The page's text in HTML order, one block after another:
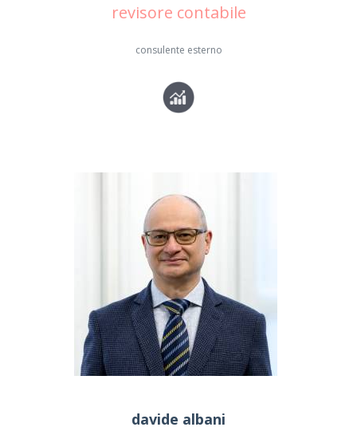
revisore contabile
consulente esterno
davide albani